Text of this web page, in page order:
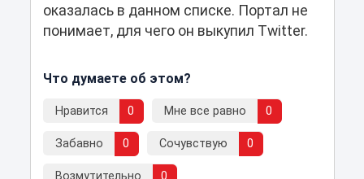
оказалась в данном списке. Портал не
понимает, для чего он выкупил Twitter.
Что думаете об этом?
Нравится 0 Мне все равно 0
Забавно 0 Сочувствую 0